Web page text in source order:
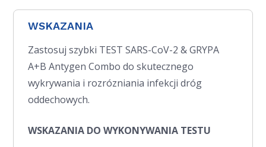
WSKAZANIA
Zastosuj szybki TEST SARS-CoV-2 & GRYPA
A+B Antygen Combo do skutecznego
wykrywania i rozrózniania infekcji dróg
oddechowych.
WSKAZANIA DO WYKONYWANIA TESTU